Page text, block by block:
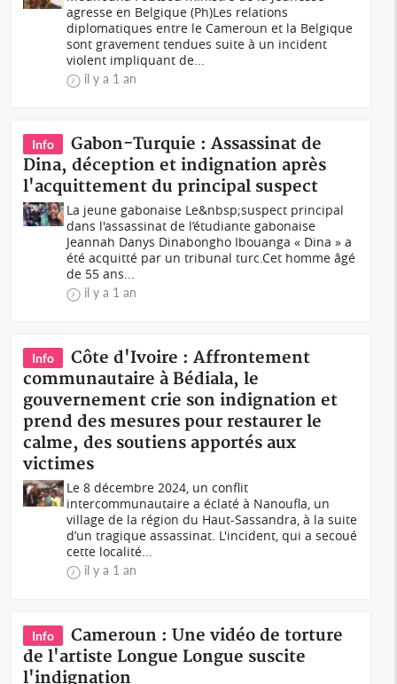
agresse en Belgique (Ph)Les relations
diplomatiques entre le Cameroun et la Belgique
sont gravement tendues suite à un incident
violent impliquant de...
il y a 1 an
Info
Gabon-Turquie : Assassinat de
Dina, déception et indignation après
l'acquittement du principal suspect
La jeune gabonaise Le&nbsp;suspect principal
dans l'assassinat de l’étudiante gabonaise
Jeannah Danys Dinabongho Ibouanga « Dina » a
été acquitté par un tribunal turc.Cet homme âgé
de 55 ans...
il y a 1 an
Info
Côte d'Ivoire : Affrontement
communautaire à Bédiala, le
gouvernement crie son indignation et
prend des mesures pour restaurer le
calme, des soutiens apportés aux
victimes
Le 8 décembre 2024, un conflit
intercommunautaire a éclaté à Nanoufla, un
village de la région du Haut-Sassandra, à la suite
d’un tragique assassinat. L'incident, qui a secoué
cette localité...
il y a 1 an
Info
Cameroun : Une vidéo de torture
de l'artiste Longue Longue suscite
l'indignation